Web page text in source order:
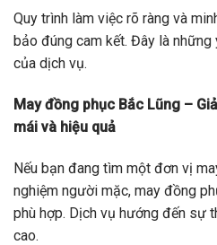
Quy trình làm việc rõ ràng và
bảo đúng cam kết. Đây là
của dịch vụ.
May đồng phục Bắc Lũng –
mái và hiệu quả
Nếu bạn đang tìm một đơn vị
nghiệm người mặc, may đồng
phù hợp. Dịch vụ hướng đến sự
cao.